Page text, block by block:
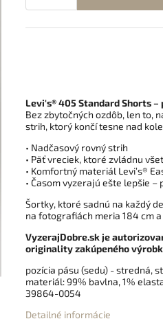
Levi's® 405 Standard Shorts
Bez zbytočných ozdôb, len to,
strih, ktorý končí tesne nad
• Nadčasový rovný strih
• Päť vreciek, ktoré zvládnu
• Komfortný materiál Levi’s®
• Časom vyzerajú ešte lepšie
Šortky, ktoré sadnú na každý
na fotografiách meria 184 cm
VyzerajDobre.sk je
originality zakúpeného
pozícia pásu (sedu) - stredná,
materiál:99% bavlna, 1%
39864-0054
Detailné informácie